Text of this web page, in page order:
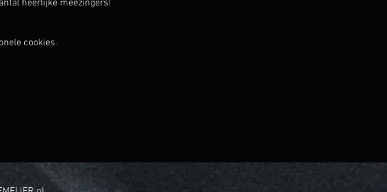
heerlijke meezingers!
cookies.